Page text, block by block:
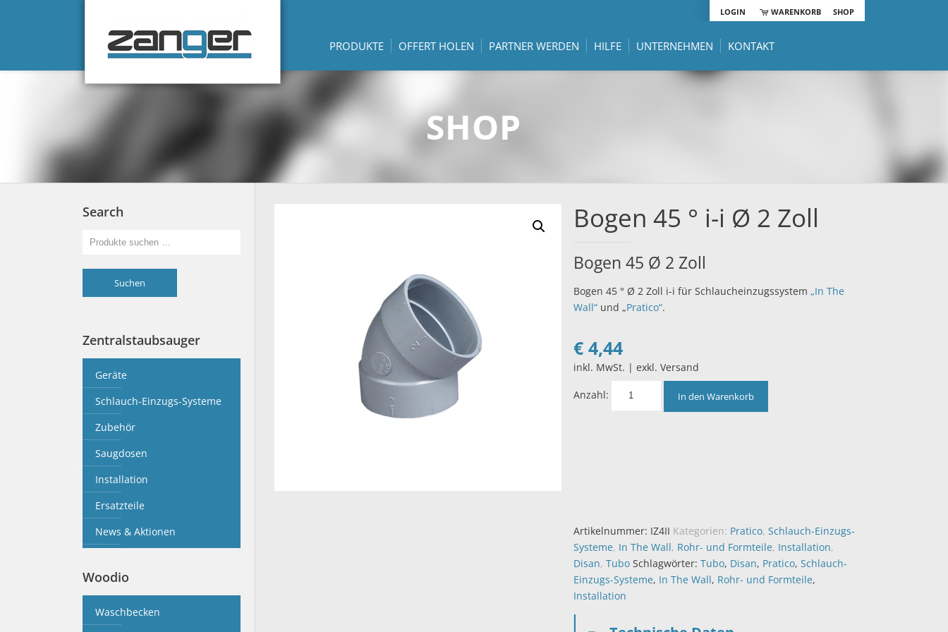
LOGIN WARENKORB SHOP
PRODUKTE OFFERT HOLEN PARTNER WERDEN HILFE UNTERNEHMEN KONTAKT
SHOP
Bogen 45 ° i-i Ø 2 Zoll
Bogen 45 Ø 2 Zoll
Bogen 45 ° Ø 2 Zoll i-i für Schlaucheinzugssystem „In The
Wall“und „Pratico“.
€4,44
inkl. MwSt. | exkl. Versand
Anzahl: In den Warenkorb
Artikelnummer: IZ4II Kategorien: Pratico, Schlauch-Einzugs-
Systeme, In The Wall, Rohr- und Formteile, Installation,
Disan, Tubo Schlagwörter: Tubo, Disan, Pratico, Schlauch-
Einzugs-Systeme, In The Wall, Rohr- und Formteile,
Installation
Search
Suchen
Zentralstaubsauger
Geräte
Schlauch-Einzugs-Systeme
Zubehör
Saugdosen
Installation
Ersatzteile
News & Aktionen
Woodio
Waschbecken